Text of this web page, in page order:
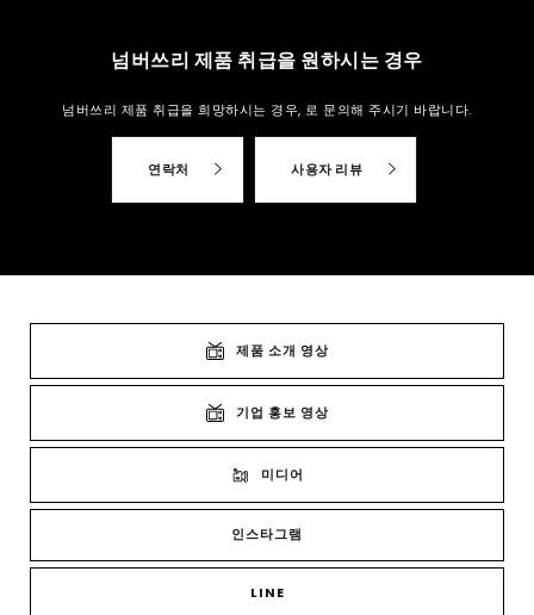
넘버쓰리 제품 취급을 원하시는 경우
넘버쓰리 제품 취급을 희망하시는 경우, 로 문의해 주시기 바랍니다.
연락처 사용자 리뷰
제품 소개 영상
기업 홍보 영상
미디어
인스타그램
LINE